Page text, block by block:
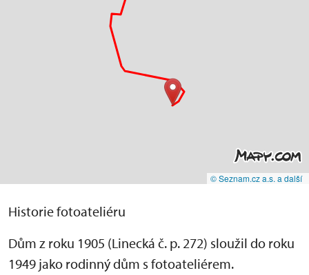
© Seznam.cz a.s. a další
Historie fotoateliéru
Dům z roku 1905 (Linecká č. p. 272) sloužil do roku
1949 jako rodinný dům s fotoateliérem.